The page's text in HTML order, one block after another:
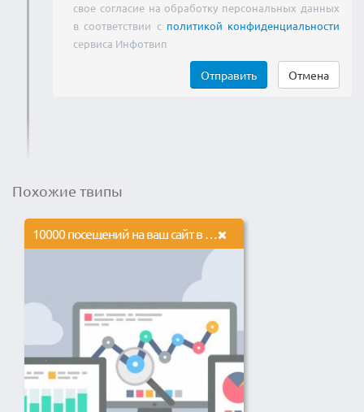
свое согласие на обработку персональных данных
в соответствии с политикой конфиденциальности
сервиса Инфотвип
Отправить Отмена
Похожие твипы
10000 посещений на ваш сайт в течение 17 дней